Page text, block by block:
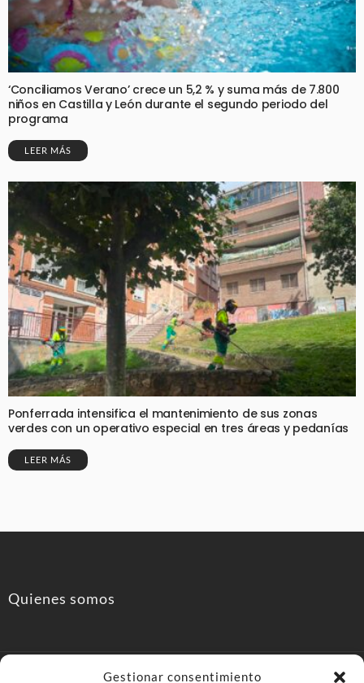
Gestionar consentimiento
‘Conciliamos Verano’ crece un 5,2 % y suma más de 7.800
niños en Castilla y León durante el segundo periodo del
programa
LEER MÁS
Ponferrada intensifica el mantenimiento de sus zonas
verdes con un operativo especial en tres áreas y pedanías
LEER MÁS
Quienes somos